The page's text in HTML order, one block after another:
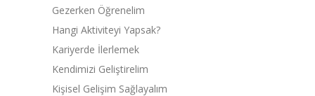
Gezerken Öğrenelim
Hangi Aktiviteyi Yapsak?
Kariyerde İlerlemek
Kendimizi Geliştirelim
Kişisel Gelişim Sağlayalım